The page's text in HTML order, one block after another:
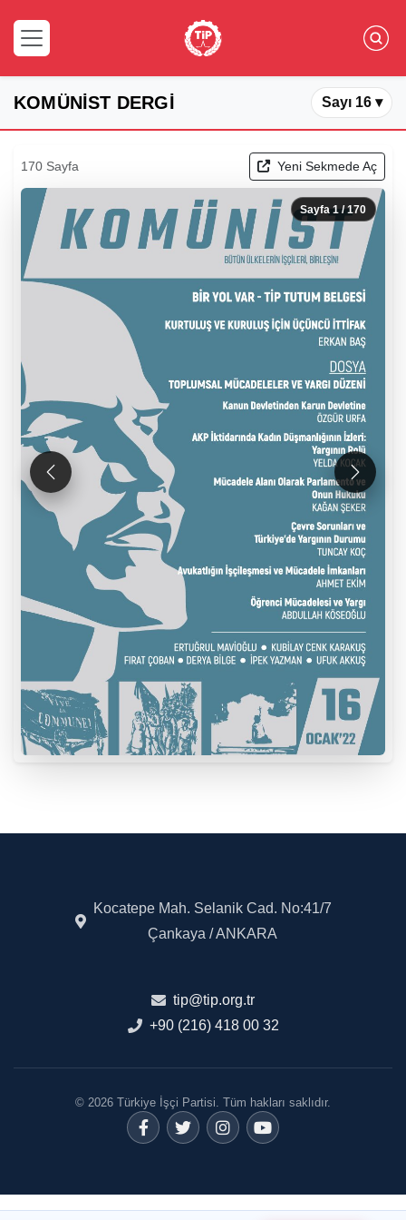
KOMÜNİST DERGİ Sayı 16 ▾
170 Sayfa Yeni Sekmede Aç
Sayfa1/ 170
Önceki Sonraki
Kocatepe Mah. Selanik Cad. No:41/7
Çankaya / ANKARA
tip@tip.org.tr
+90 (216) 418 00 32
© 2026 Türkiye İşçi Partisi. Tüm hakları saklıdır.